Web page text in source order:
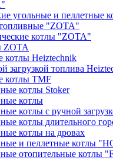
угольные и пеллетные
"ZOTA"
котлы "ZOTA"
ZOTA
котлы Heiztechnik
загрузкой топлива
котлы TMF
котлы Stoker
котлы
котлы с ручной
котлы длительного
котлы на дровах
и пеллетные котлы
отопительные котлы